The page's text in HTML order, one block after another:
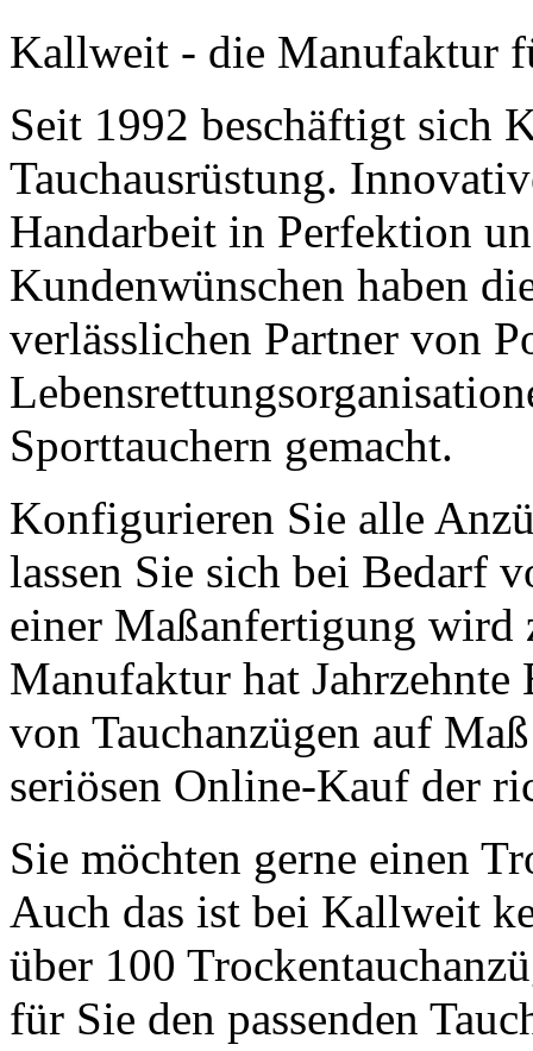
Kallweit - die Manufaktur
Seit 1992 beschäftigt sich
Tauchausrüstung.
Handarbeit in Perfektion
Kundenwünschen haben
verlässlichen Partner von
Sporttauchern gemacht.
Konfigurieren Sie alle
lassen Sie sich bei Bedarf
einer Maßanfertigung
Manufaktur hat
von Tauchanzügen auf
seriösen Online-Kauf der
Sie möchten gerne einen
Auch das ist bei Kallweit
über 100
für Sie den passenden